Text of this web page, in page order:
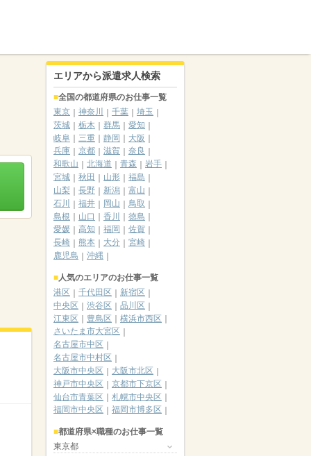
エリアから派遣求人検索
全国の都道府県のお仕事一覧
東京
神奈川 千葉
埼玉
茨城
栃木 群馬
愛知
岐阜
三重 静岡
大阪
兵庫
京都 滋賀
奈良
和歌山
北海道 青森
岩手
宮城
秋田 山形
福島
山梨
長野 新潟
富山
石川
福井 岡山
鳥取
島根
山口 香川
徳島
愛媛
高知 福岡
佐賀
長崎
熊本 大分
宮崎
鹿児島
沖縄
人気のエリアのお仕事一覧
港区
千代田区
新宿区
中央区
渋谷区
品川区
江東区
豊島区
横浜市西区
さいたま市大宮区
名古屋市中区
名古屋市中村区
大阪市中央区
大阪市北区
神戸市中央区
京都市下京区
仙台市青葉区
札幌市中央区
福岡市中央区
福岡市博多区
都道府県×職種のお仕事一覧
東京都